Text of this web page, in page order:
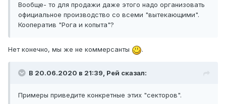
Вообще- то для продажи даже этого надо организовать
официальное производство со всеми "вытекающими".
Кооператив "Рога и копыта"?
Нет конечно, мы же не коммерсанты .
В 20.06.2020 в 21:39, Рей сказал:
Примеры приведите конкретные этих "секторов".